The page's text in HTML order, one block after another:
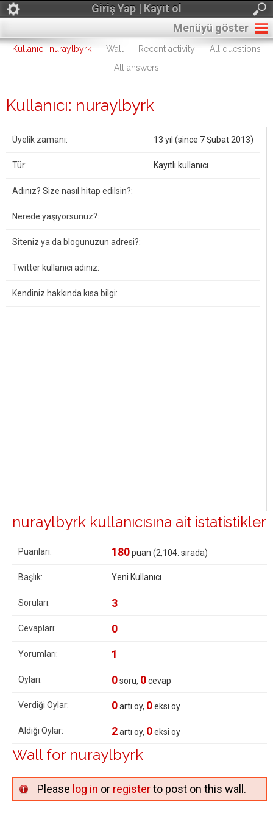
Giriş Yap | Kayıt ol
Menüyü göster
Kullanıcı: nuraylbyrk Wall Recent activity
All questions
All answers
Kullanıcı: nuraylbyrk
Üyelik zamanı: 13 yıl (since 7 Şubat 2013)
Tür: Kayıtlı kullanıcı
Adınız? Size nasıl hitap edilsin?:
Nerede yaşıyorsunuz?:
Siteniz ya da blogunuzun adresi?:
Twitter kullanıcı adınız:
Kendiniz hakkında kısa bilgi:
nuraylbyrk kullanıcısına ait istatistikler
Puanları: 180puan (2,104 . sırada)
Başlık: Yeni Kullanıcı
Soruları: 3
Cevapları: 0
Yorumları: 1
Oyları: 0soru, 0cevap
Verdiği Oylar: 0artı oy, 0eksi oy
Aldığı Oylar: 2artı oy, 0eksi oy
Wall for nuraylbyrk
Please log in or registerto post on this wall.